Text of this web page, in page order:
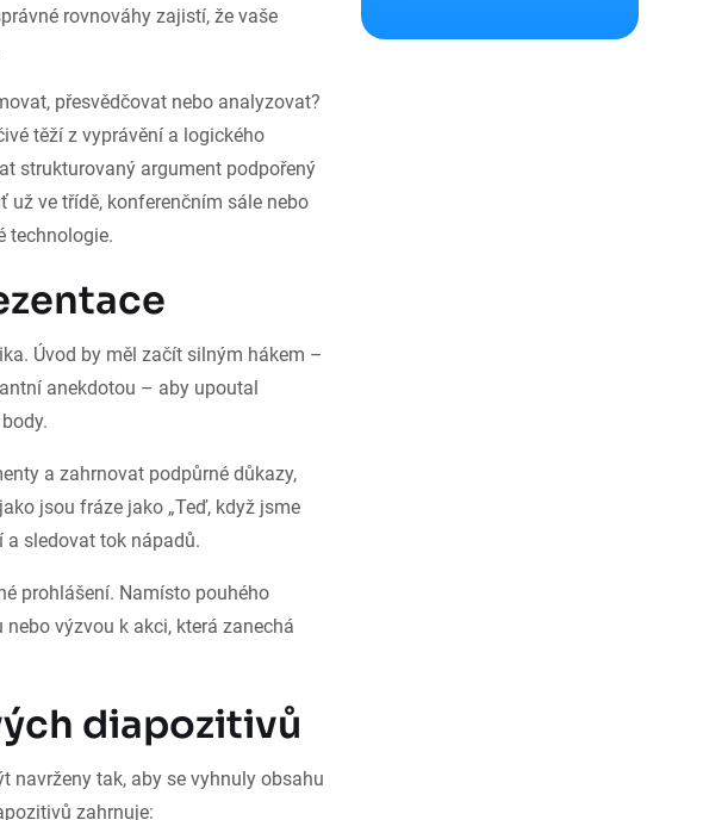
rovnováhy zajistí, že vaše
přesvědčovat nebo analyzovat?
těží z vyprávění a logického
strukturovaný argument podpořený
ve třídě, konferenčním sále nebo
technologie.
Úvod by měl začít silným hákem –
anekdotou – aby upoutal
a zahrnovat podpůrné důkazy,
jsou fráze jako „Teď, když jsme
a sledovat tok nápadů.
prohlášení. Namísto pouhého
výzvou k akci, která zanechá
diapozitivů
navrženy tak, aby se vyhnuly obsahu
zahrnuje: